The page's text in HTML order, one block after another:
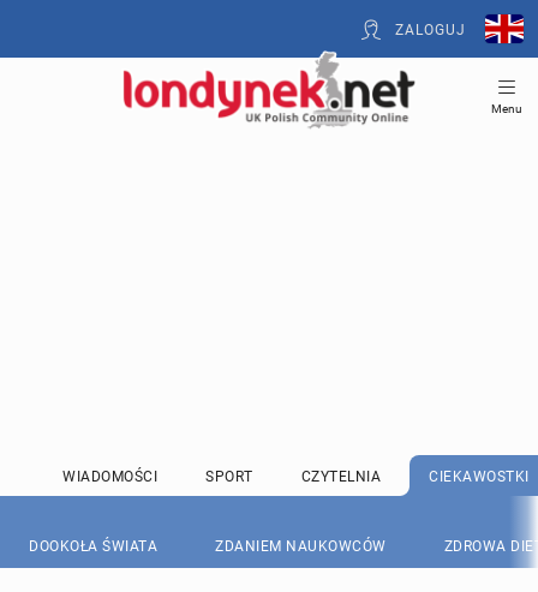
ZALOGUJ
Menu
WIADOMOŚCI SPORT CZYTELNIA CIEKAWOSTKI
DOOKOŁA ŚWIATA ZDANIEM NAUKOWCÓW ZDROWA